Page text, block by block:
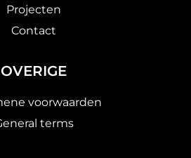
Projecten
Contact
OVERIGE
voorwaarden
terms